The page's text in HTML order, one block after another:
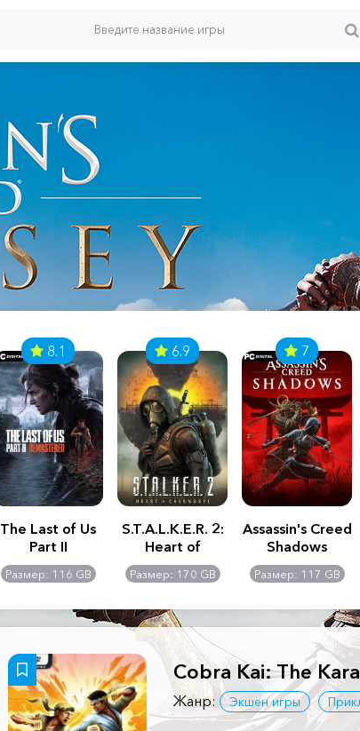
8.1
The Last of Us
Part II
Remastered
Размер: 116 GB
6.9
S.T.A.L.K.E.R. 2:
Heart of
Chernobyl -
Ultimate Edition
Размер: 170 GB
7
Assassin's Creed
Shadows
Размер: 117 GB
Cobra Kai: The
Жанр: Экшен игры